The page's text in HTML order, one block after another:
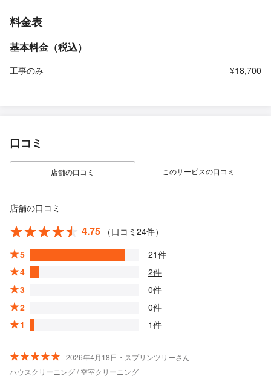
料金表
基本料金（税込）
工事のみ ¥18,700
口コミ
店舗の口コミ このサービスの口コミ
店舗の口コミ
4.75
（口コミ24件）
5
21件
4
2件
3
0件
2
0件
1
1件
2026年4月18日・スプリンツリーさん
ハウスクリーニング / 空室クリーニング